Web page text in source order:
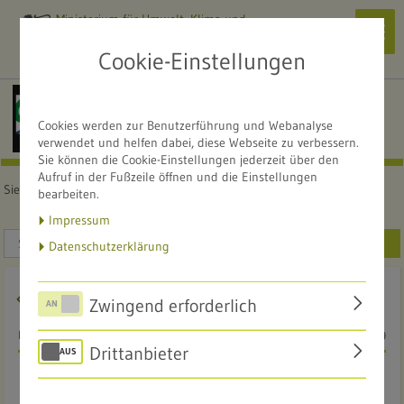
Ministerium für Umwelt, Klima und
Alle Naturschutzzentren
Karlsruhe-Rappenwört
Sie sind hier: Startseite
PAMINA-RHEINPARK IMAGEFILM 26.04.2019
PAMINA-Rheinpark Imagefilm
Cookie-Einstellungen
Cookies werden zur Benutzerführung und Webanalyse
verwendet und helfen dabei, diese Webseite zu verbessern.
Sie können die Cookie-Einstellungen jederzeit über den
Aufruf in der Fußzeile öffnen und die Einstellungen
bearbeiten.
Impressum
Datenschutzerklärung
Zwingend erforderlich
Drittanbieter